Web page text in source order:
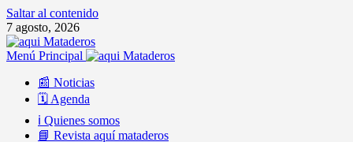
Saltar al contenido
7 agosto, 2026
Menú Principal
📰 Noticias
🗓️ Agenda
ℹ️ Quienes somos
📘 Revista aquí mataderos